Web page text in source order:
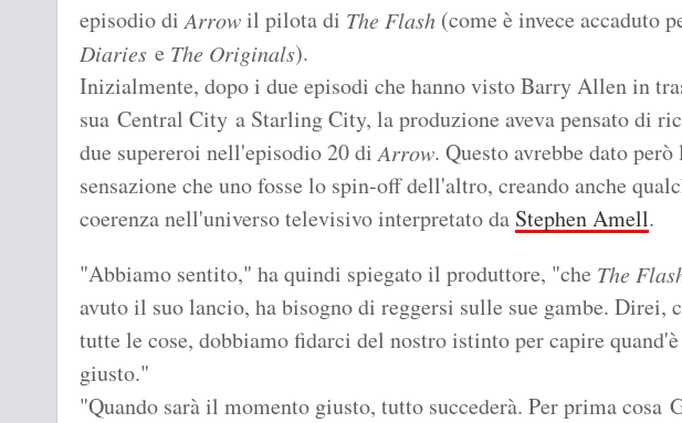
episodio di Arrowil pilota di The Flash (come è invece accaduto
Diaries e The Originals).
Inizialmente, dopo i due episodi che hanno visto Barry Allen in
sua Central City a Starling City, la produzione aveva pensato di
due supereroi nell'episodio 20 di Arrow. Questo avrebbe dato
sensazione che uno fosse lo spin-off dell'altro, creando anche
coerenza nell'universo televisivo interpretato da Stephen Amell.
"Abbiamo sentito," ha quindi spiegato il produttore, "che The
avuto il suo lancio, ha bisogno di reggersi sulle sue gambe. Direi,
tutte le cose, dobbiamo fidarci del nostro istinto per capire
giusto."
"Quando sarà il momento giusto, tutto succederà. Per prima cosa